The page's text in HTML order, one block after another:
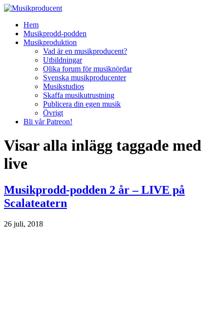
Hem
Musikprodd-podden
Musikproduktion
Vad är en musikproducent?
Utbildningar
Olika forum för musiknördar
Svenska musikproducenter
Musikstudios
Skaffa musikutrustning
Publicera din egen musik
Övrigt
Bli vår Patreon!
Visar alla inlägg taggade med
live
Musikprodd-podden 2 år – LIVE på
Scalateatern
26 juli, 2018